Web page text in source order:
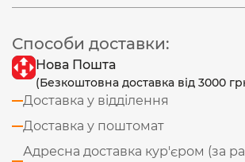
Способи доставки:
Нова Пошта
(Безкоштовна доставка від 3000
Доставка у відділення
Доставка у поштомат
Адресна доставка кур'єром (за